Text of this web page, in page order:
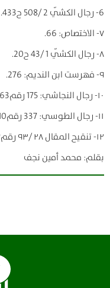
6- رجال الكشّي 2 /508 ح433.
۷- الاختصاص: 66.
۸- رجال الكشّي 1 /43 ح20.
۹- فهرست ابن النديم: 276.
۱۰- رجال النجاشي: 175 رقم463.
۱۱- رجال الطوسي: 337 رقم5010.
۱۲- تنقيح المقال ۲۸ /۹۳ رقم۸۳۹۳.
بقلم: محمد أمين نجف